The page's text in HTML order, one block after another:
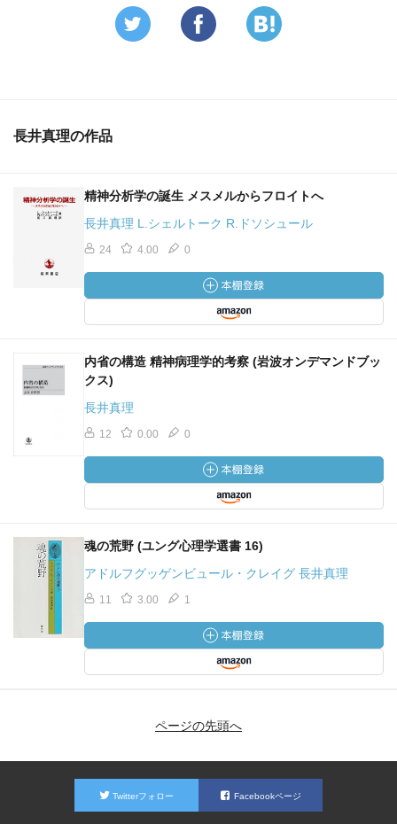
長井真理の作品
精神分析学の誕生 メスメルからフロイトへ
長井真理 L.シェルトーク R.ドソシュール
24 4.00 0
内省の構造 精神病理学的考察 (岩波オンデマンドブッ
クス)
長井真理
12 0.00 0
魂の荒野 (ユング心理学選書 16)
アドルフグッゲンビュール・クレイグ 長井真理
11 3.00 1
ページの先頭へ
Twitterフォロー Facebookページ